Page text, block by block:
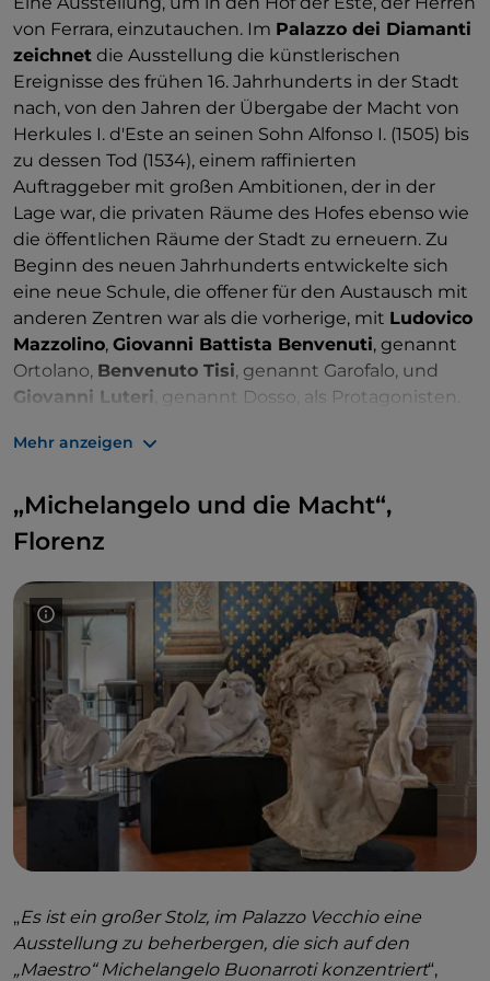
von Ferrara, einzutauchen. Im Palazzo dei Diamanti
zeichnet die Ausstellung die künstlerischen
Ereignisse des frühen 16. Jahrhunderts in der Stadt
nach, von den Jahren der Übergabe der Macht von
Herkules I. d'Este an seinen Sohn Alfonso I. (1505) bis
zu dessen Tod (1534), einem raffinierten
Auftraggeber mit großen Ambitionen, der in der
Lage war, die privaten Räume des Hofes ebenso wie
die öffentlichen Räume der Stadt zu erneuern. Zu
Beginn des neuen Jahrhunderts entwickelte sich
eine neue Schule, die offener für den Austausch mit
anderen Zentren war als die vorherige, mit Ludovico
Mazzolino, Giovanni Battista Benvenuti, genannt
Ortolano, Benvenuto Tisi, genannt Garofalo, und
Giovanni Luteri , genannt Dosso, als Protagonisten.
Öffentlichkeit besser bekannt, während es sich bei
handelt, da sie noch nie die Protagonisten einer
großen Ausstellung waren: die Gelegenheit, sie zu
entdecken! Gebührenpflichtiger Eintritt,
16. Februar 2025.
Mehr anzeigen
„Michelangelo und die Macht“,
Florenz
„Es ist ein großer Stolz, im Palazzo Vecchio eine
Ausstellung zu beherbergen, die sich auf den
„Maestro“ Michelangelo Buonarroti konzentriert“,